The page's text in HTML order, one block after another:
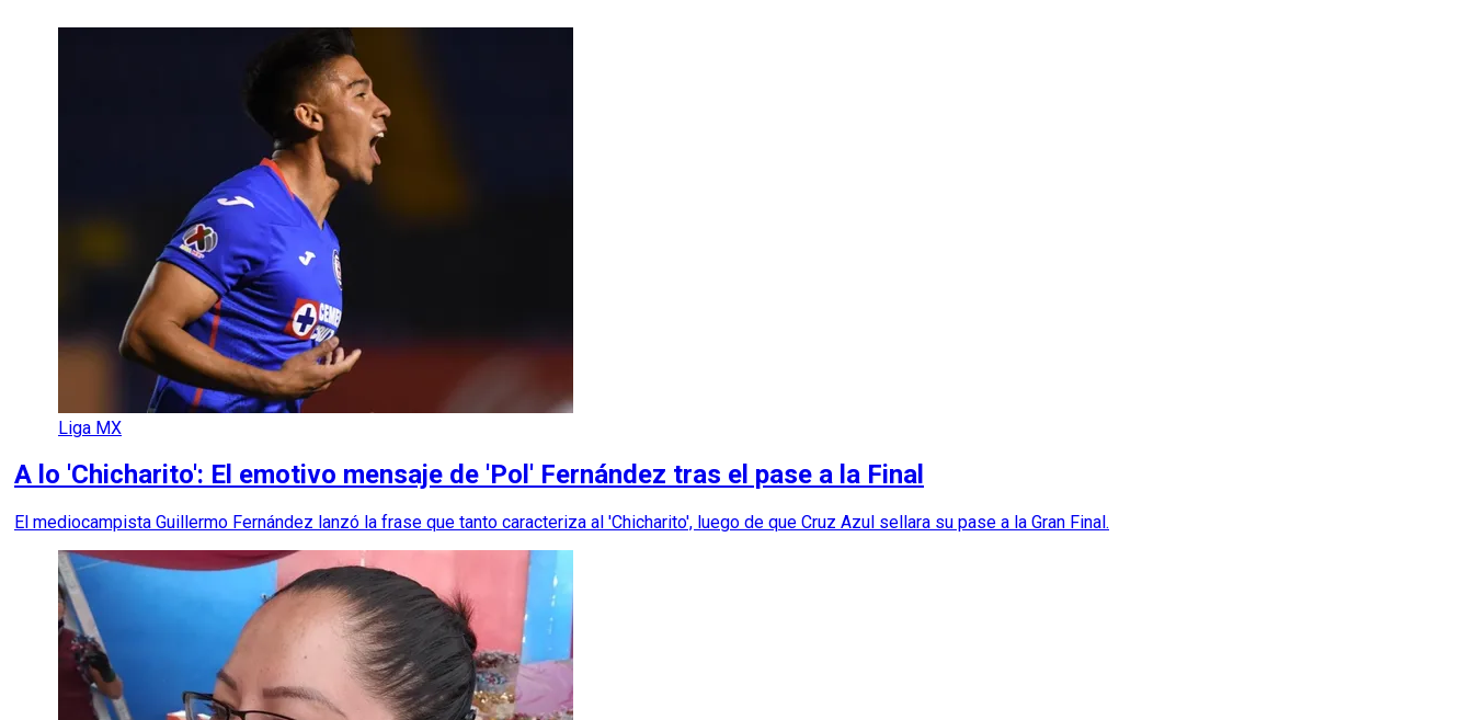
Liga MX
A lo 'Chicharito': El emotivo mensaje de 'Pol' Fernández tras el pase a la Final
El mediocampista Guillermo Fernández lanzó la frase que tanto caracteriza al 'Chicharito', luego de que Cruz Azul sellara su pase a la Gran Final.